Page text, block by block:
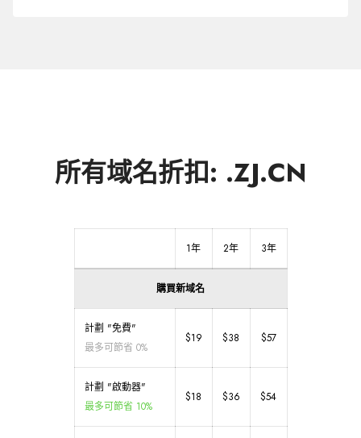
所有域名折扣: .ZJ.CN
1年 2年 3年
購買新域名
計劃 "免費"
最多可節省 0%
$19 $38 $57
計劃 "啟動器"
最多可節省 10%
$18 $36 $54